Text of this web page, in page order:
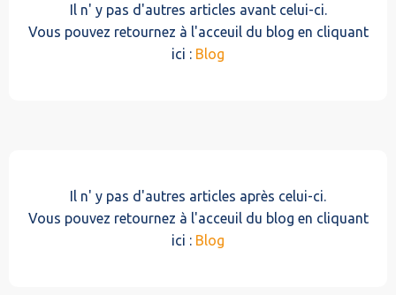
Il n' y pas d'autres articles avant celui-ci.
Vous pouvez retournez à l'acceuil du blog en cliquant
ici : Blog
Il n' y pas d'autres articles après celui-ci.
Vous pouvez retournez à l'acceuil du blog en cliquant
ici : Blog